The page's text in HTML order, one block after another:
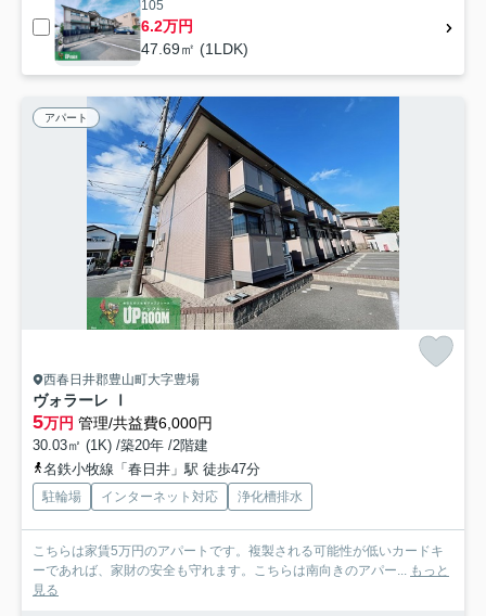
105
6.2万円
47.69㎡ (1LDK)
アパート
西春日井郡豊山町大字豊場
ヴォラーレ Ⅰ
5万円 管理/共益費6,000円
30.03㎡ (1K) /築20年 /2階建
名鉄小牧線「春日井」駅 徒歩47分
駐輪場 インターネット対応 浄化槽排水
こちらは家賃5万円のアパートです。複製される可能性が低いカードキ
ーであれば、家財の安全も守れます。こちらは南向きのアパー...
もっと
見る